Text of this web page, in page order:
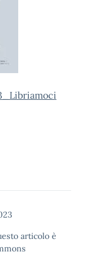
articolo è